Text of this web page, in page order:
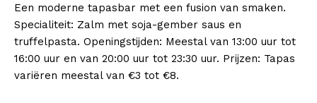
Inhoudsopgave [verbergen]
1 News WeekMagazine PRO
Company
Een moderne tapasbar met een fusion van smaken.
Specialiteit: Zalm met soja-gember saus en
truffelpasta. Openingstijden: Meestal van 13:00 uur tot
16:00 uur en van 20:00 uur tot 23:30 uur. Prijzen: Tapas
variëren meestal van €3 tot €8.